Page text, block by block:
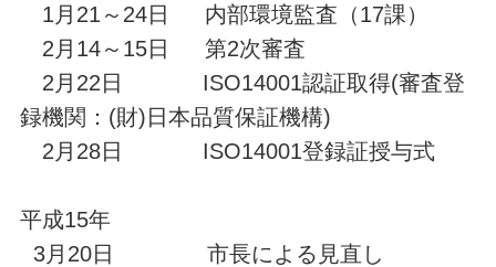
1月21～24日 内部環境監査（17課）
2月14～15日 第2次審査
2月22日 ISO14001認証取得(審査登
録機関：(財)日本品質保証機構)
2月28日 ISO14001登録証授与式
平成15年
3月20日 市長による見直し